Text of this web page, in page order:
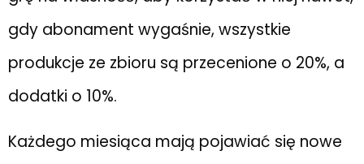
gdy abonament wygaśnie, wszystkie
produkcje ze zbioru są przecenione o 20%, a
dodatki o 10%.
Każdego miesiąca mają pojawiać się nowe